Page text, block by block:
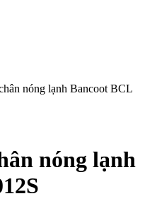
nóng lạnh Bancoot BCL
nóng lạnh